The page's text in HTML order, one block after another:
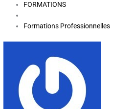
FORMATIONS
Formations Professionnelles